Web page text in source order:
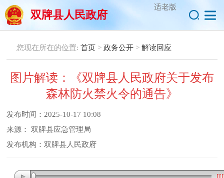
适老版
双牌县人民政府
您现在所在的位置: 首页 > 政务公开 > 解读回应
图片解读：《双牌县人民政府关于发布
森林防火禁火令的通告》
发布时间： 2025-10-17 10:08
来源： 双牌县应急管理局
发布机构： 双牌县人民政府